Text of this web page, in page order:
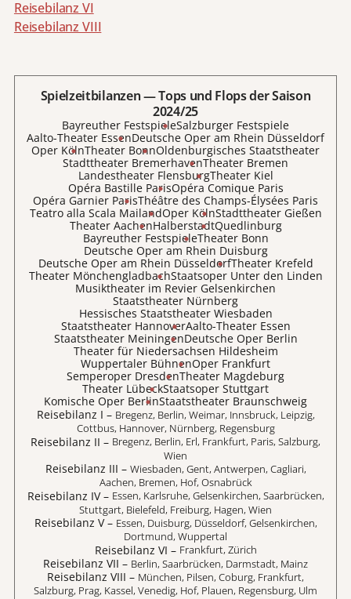
Reisebilanz VI
Reisebilanz VIII
Spielzeitbilanzen — Tops und Flops der Saison
2024/25
Bayreuther FestspieleSalzburger Festspiele
Aalto-Theater EssenDeutsche Oper am Rhein Düsseldorf
Oper KölnTheater BonnOldenburgisches Staatstheater
Stadttheater BremerhavenTheater Bremen
Landestheater FlensburgTheater Kiel
Opéra Bastille ParisOpéra Comique Paris
Opéra Garnier ParisThéâtre des Champs-Élysées Paris
Teatro alla Scala MailandOper KölnStadttheater Gießen
Theater AachenHalberstadtQuedlinburg
Bayreuther FestspieleTheater Bonn
Deutsche Oper am Rhein Duisburg
Deutsche Oper am Rhein DüsseldorfTheater Krefeld
Theater MönchengladbachStaatsoper Unter den Linden
Musiktheater im Revier Gelsenkirchen
Staatstheater Nürnberg
Hessisches Staatstheater Wiesbaden
Staatstheater HannoverAalto-Theater Essen
Staatstheater MeiningenDeutsche Oper Berlin
Theater für Niedersachsen Hildesheim
Wuppertaler BühnenOper Frankfurt
Semperoper DresdenTheater Magdeburg
Theater LübeckStaatsoper Stuttgart
Komische Oper BerlinStaatstheater Braunschweig
Reisebilanz VIII – München, Pilsen, Coburg, Frankfurt,
Salzburg, Prag, Kassel, Venedig, Hof, Plauen, Regensburg, Ulm
Reisebilanz VII – Berlin, Saarbrücken, Darmstadt, Mainz
Reisebilanz VI – Frankfurt, Zürich
Reisebilanz V– Essen, Duisburg, Düsseldorf, Gelsenkirchen,
Dortmund, Wuppertal
Reisebilanz IV– Essen, Karlsruhe, Gelsenkirchen, Saarbrücken,
Stuttgart, Bielefeld, Freiburg, Hagen, Wien
Reisebilanz III – Wiesbaden, Gent, Antwerpen, Cagliari,
Aachen, Bremen, Hof, Osnabrück
Reisebilanz II – Bregenz, Berlin, Erl, Frankfurt, Paris, Salzburg,
Wien
Reisebilanz I – Bregenz, Berlin, Weimar, Innsbruck, Leipzig,
Cottbus, Hannover, Nürnberg, Regensburg